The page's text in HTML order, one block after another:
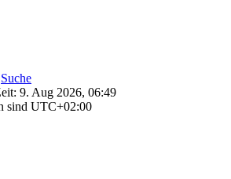
Suche
9. Aug 2026, 06:49
sind UTC+02:00